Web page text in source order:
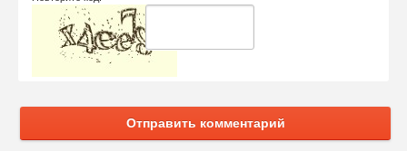
Отправить комментарий